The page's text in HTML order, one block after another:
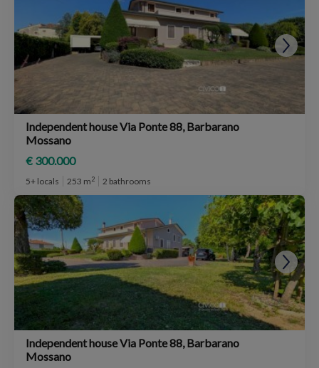
Independent house Via Ponte 88, Barbarano
Mossano
€ 300.000
5+ locals 253 m2 2 bathrooms
Independent house Via Ponte 88, Barbarano
Mossano